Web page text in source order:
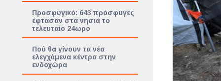
Προσφυγικό: 643 πρόσφυγες
έφτασαν στα νησιά το
τελευταίο 24ωρο
Πού θα γίνουν τα νέα
ελεγχόμενα κέντρα στην
ενδοχώρα